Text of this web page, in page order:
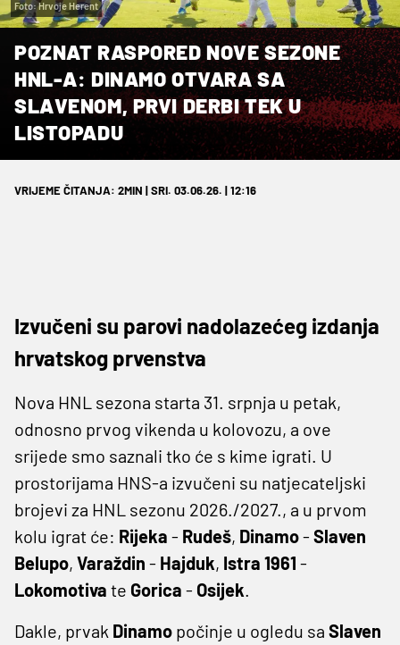
Foto: Hrvoje Herent
POZNAT RASPORED NOVE SEZONE
HNL-A: DINAMO OTVARA SA
SLAVENOM, PRVI DERBI TEK U
LISTOPADU
VRIJEME ČITANJA: 2MIN | SRI. 03.06.26. | 12:16
Izvučeni su parovi nadolazećeg izdanja
hrvatskog prvenstva
Nova HNL sezona starta 31. srpnja u petak,
odnosno prvog vikenda u kolovozu, a ove
srijede smo saznali tko će s kime igrati. U
prostorijama HNS-a izvučeni su natjecateljski
brojevi za HNL sezonu 2026./2027., a u prvom
kolu igrat će: Rijeka - Rudeš, Dinamo- Slaven
Belupo, Varaždin - Hajduk, Istra 1961 -
Lokomotiva te Gorica - Osijek.
Dakle, prvak Dinamo počinje u ogledu sa Slaven